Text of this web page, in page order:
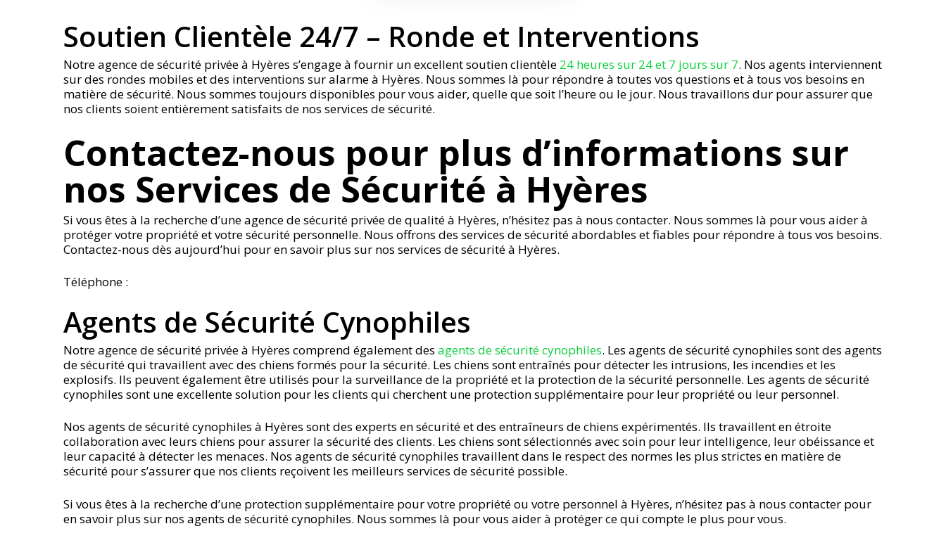
Soutien Clientèle 24/7 – Ronde et Interventions
Notre agence de sécurité privée à Hyères s’engage à fournir un excellent soutien clientèle 24 heures sur 24 et 7 jours sur 7. Nos agents interviennent
sur des rondes mobiles et des interventions sur alarme à Hyères. Nous sommes là pour répondre à toutes vos questions et à tous vos besoins en
matière de sécurité. Nous sommes toujours disponibles pour vous aider, quelle que soit l’heure ou le jour. Nous travaillons dur pour assurer que
nos clients soient entièrement satisfaits de nos services de sécurité.
Contactez-nous pour plus d’informations sur
nos Services de Sécurité à Hyères
Si vous êtes à la recherche d’une agence de sécurité privée de qualité à Hyères, n’hésitez pas à nous contacter. Nous sommes là pour vous aider à
protéger votre propriété et votre sécurité personnelle. Nous offrons des services de sécurité abordables et fiables pour répondre à tous vos besoins.
Contactez-nous dès aujourd’hui pour en savoir plus sur nos services de sécurité à Hyères.
Téléphone :
Agents de Sécurité Cynophiles
Notre agence de sécurité privée à Hyères comprend également desagents de sécurité cynophiles. Les agents de sécurité cynophiles sont des agents
de sécurité qui travaillent avec des chiens formés pour la sécurité. Les chiens sont entraînés pour détecter les intrusions, les incendies et les
explosifs. Ils peuvent également être utilisés pour la surveillance de la propriété et la protection de la sécurité personnelle. Les agents de sécurité
cynophiles sont une excellente solution pour les clients qui cherchent une protection supplémentaire pour leur propriété ou leur personnel.
Nos agents de sécurité cynophiles à Hyères sont des experts en sécurité et des entraîneurs de chiens expérimentés. Ils travaillent en étroite
collaboration avec leurs chiens pour assurer la sécurité des clients. Les chiens sont sélectionnés avec soin pour leur intelligence, leur obéissance et
leur capacité à détecter les menaces. Nos agents de sécurité cynophiles travaillent dans le respect des normes les plus strictes en matière de
sécurité pour s’assurer que nos clients reçoivent les meilleurs services de sécurité possible.
Si vous êtes à la recherche d’une protection supplémentaire pour votre propriété ou votre personnel à Hyères, n’hésitez pas à nous contacter pour
en savoir plus sur nos agents de sécurité cynophiles. Nous sommes là pour vous aider à protéger ce qui compte le plus pour vous.